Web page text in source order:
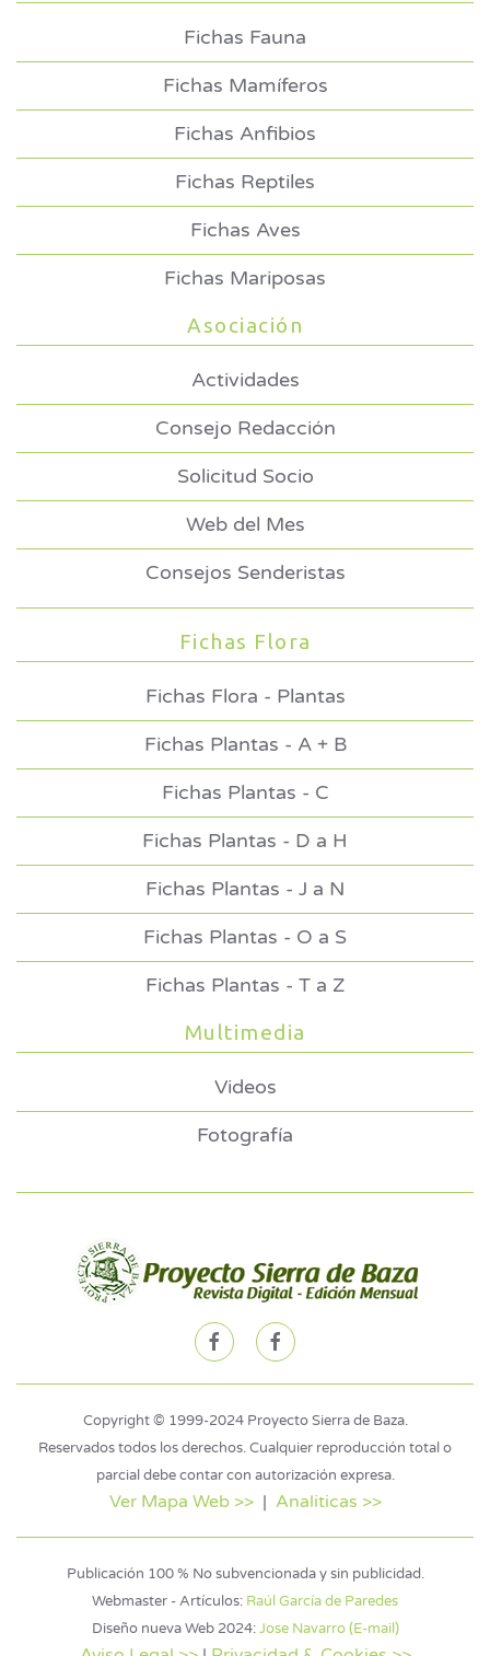
Fichas Fauna
Fichas Mamíferos
Fichas Anfibios
Fichas Reptiles
Fichas Aves
Fichas Mariposas
Asociación
Actividades
Consejo Redacción
Solicitud Socio
Web del Mes
Consejos Senderistas
Fichas Flora
Fichas Flora - Plantas
Fichas Plantas - A + B
Fichas Plantas - C
Fichas Plantas - D a H
Fichas Plantas - J a N
Fichas Plantas - O a S
Fichas Plantas - T a Z
Multimedia
Videos
Fotografía
Copyright © 1999-2024 Proyecto Sierra de Baza.
Reservados todos los derechos. Cualquier reproducción total o
parcial debe contar con autorización expresa.
Ver Mapa Web >>| Analiticas >>
Publicación 100 % No subvencionada y sin publicidad.
Webmaster - Artículos: Raúl García de Paredes
Diseño nueva Web 2024:Jose Navarro (E-mail)